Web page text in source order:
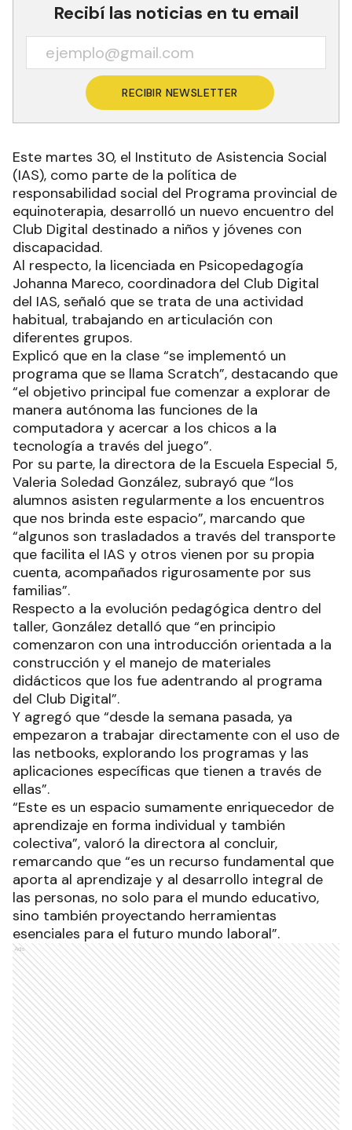
Recibí las noticias en tu email
RECIBIR NEWSLETTER
Este martes 30, el Instituto de Asistencia Social
(IAS), como parte de la política de
responsabilidad social del Programa provincial de
equinoterapia, desarrolló un nuevo encuentro del
Club Digital destinado a niños y jóvenes con
discapacidad.
Al respecto, la licenciada en Psicopedagogía
Johanna Mareco, coordinadora del Club Digital
del IAS, señaló que se trata de una actividad
habitual, trabajando en articulación con
diferentes grupos.
Explicó que en la clase “se implementó un
programa que se llama Scratch”, destacando que
“el objetivo principal fue comenzar a explorar de
manera autónoma las funciones de la
computadora y acercar a los chicos a la
tecnología a través del juego”.
Por su parte, la directora de la Escuela Especial 5,
Valeria Soledad González, subrayó que “los
alumnos asisten regularmente a los encuentros
que nos brinda este espacio”, marcando que
“algunos son trasladados a través del transporte
que facilita el IAS y otros vienen por su propia
cuenta, acompañados rigurosamente por sus
familias”.
Respecto a la evolución pedagógica dentro del
taller, González detalló que “en principio
comenzaron con una introducción orientada a la
construcción y el manejo de materiales
didácticos que los fue adentrando al programa
del Club Digital”.
Y agregó que “desde la semana pasada, ya
empezaron a trabajar directamente con el uso de
las netbooks, explorando los programas y las
aplicaciones específicas que tienen a través de
ellas”.
“Este es un espacio sumamente enriquecedor de
aprendizaje en forma individual y también
colectiva”, valoró la directora al concluir,
remarcando que “es un recurso fundamental que
aporta al aprendizaje y al desarrollo integral de
las personas, no solo para el mundo educativo,
sino también proyectando herramientas
esenciales para el futuro mundo laboral”.
Ads